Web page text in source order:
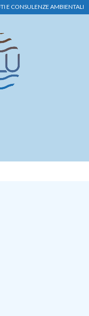
E CONSULENZE AMBIENTALI